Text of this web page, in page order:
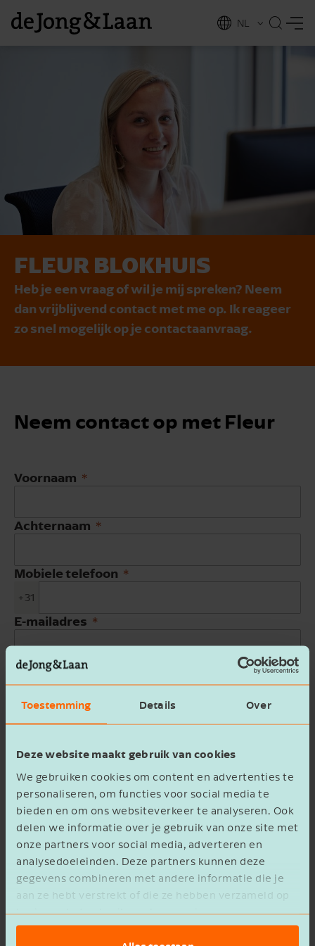
Toestemming Details Over
Deze website maakt gebruik van cookies
We gebruiken cookies om content en advertenties te
personaliseren, om functies voor social media te
bieden en om ons websiteverkeer te analyseren. Ook
delen we informatie over je gebruik van onze site met
onze partners voor social media, adverteren en
analysedoeleinden. Deze partners kunnen deze
gegevens combineren met andere informatie die je
aan ze hebt verstrekt of die ze hebben verzameld op
basis van het gebruik van hun services.
EN
NL
FLEUR BLOKHUIS
Heb je een vraag of wil je mij spreken? Neem
dan vrijblijvend contact met me op. Ik reageer
zo snel mogelijk op je contactaanvraag.
Neem contact op met Fleur
Voornaam
Achternaam
Mobiele telefoon
+31
E-mailadres
Bedrijfsnaam
Ik ga akkoord met hetprivacy statement
Verzenden